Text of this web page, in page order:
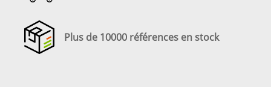
Plus de 10000 références en stock